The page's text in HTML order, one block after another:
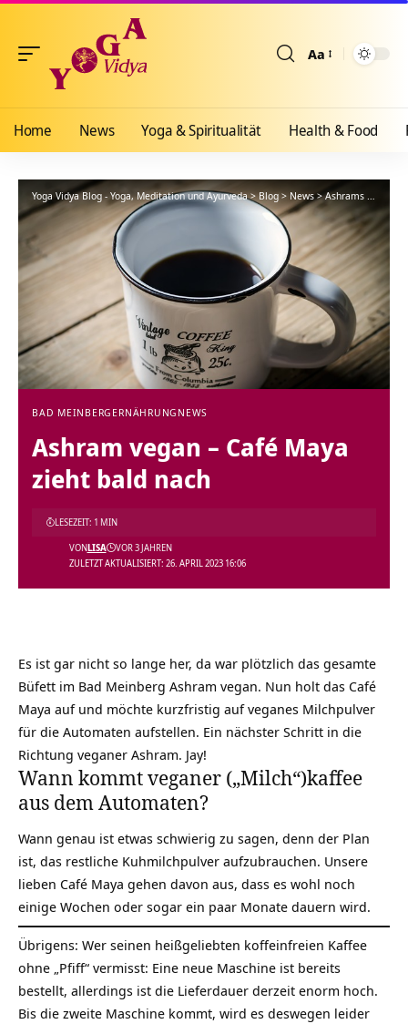
Aa
Home News Yoga & Spiritualität Health & Food
Yoga Vidya Blog - Yoga, Meditation und Ayurveda>Blog>News>Ashrams
BAD MEINBERG ERNÄHRUNG NEWS
Ashram vegan – Café Maya
zieht bald nach
ZULETZT AKTUALISIERT: 26. APRIL 2023 16:06
VONLISA VOR 3 JAHREN
LESEZEIT: 1 MIN
Es ist gar nicht so lange her, da war plötzlich das gesamte
Büfett im Bad Meinberg Ashram vegan. Nun holt das Café
Maya auf und möchte kurzfristig auf veganes Milchpulver
für die Automaten aufstellen. Ein nächster Schritt in die
Richtung veganer Ashram. Jay!
Wann kommt veganer („Milch“)kaffee
aus dem Automaten?
Wann genau ist etwas schwierig zu sagen, denn der Plan
ist, das restliche Kuhmilchpulver aufzubrauchen. Unsere
lieben Café Maya gehen davon aus, dass es wohl noch
einige Wochen oder sogar ein paar Monate dauern wird.
Übrigens: Wer seinen heißgeliebten koffeinfreien Kaffee
ohne „Pfiff“ vermisst: Eine neue Maschine ist bereits
bestellt, allerdings ist die Lieferdauer derzeit enorm hoch.
Bis die zweite Maschine kommt, wird es deswegen leider